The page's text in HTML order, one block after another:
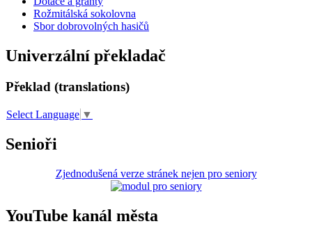
Rožmitálská sokolovna
Sbor dobrovolných hasičů
Univerzální překladač
Překlad (translations)
Select Language ▼
Senioři
Zjednodušená verze stránek nejen pro seniory
YouTube kanál města